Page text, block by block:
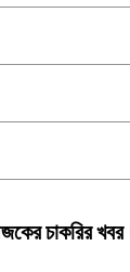
চাকরির